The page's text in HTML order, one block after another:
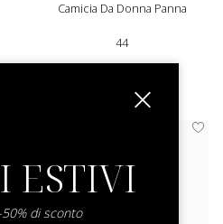
Camicia Da Donna Panna
44
€ 126.00
ESTIVI
di sconto